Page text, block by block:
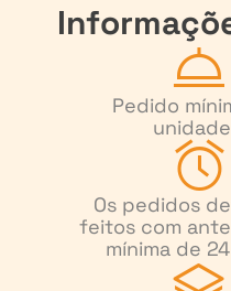
Pedido
Os pedidos
feitos com
mínima de